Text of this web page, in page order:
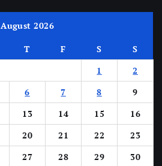
August 2026
T F S
S
1
2
6 7 8
9
13 14 15
16
20 21 22
23
27 28 29
30